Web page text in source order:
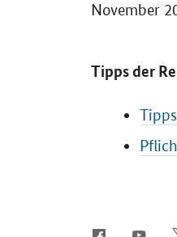
November
Tipps der